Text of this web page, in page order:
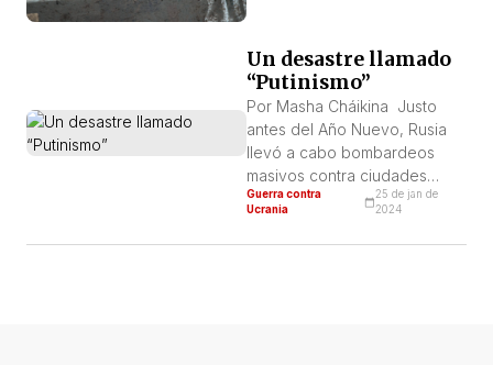
Un desastre llamado
“Putinismo”
Por Masha Cháikina Justo
antes del Año Nuevo, Rusia
llevó a cabo bombardeos
masivos contra ciudades
ucranianas, causando
destrucción. Kiev, Jersón,
Guerra contra
Ucrania
25 de jan de
2024